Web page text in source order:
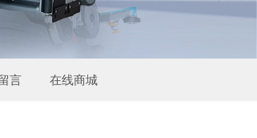
言 在线商城